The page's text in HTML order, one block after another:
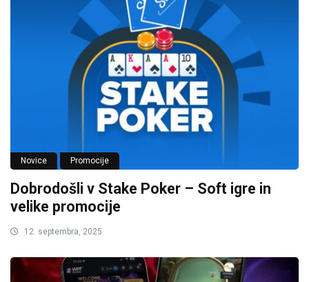
Novice Promocije
Dobrodošli v Stake Poker – Soft igre in
velike promocije
12. septembra, 2025